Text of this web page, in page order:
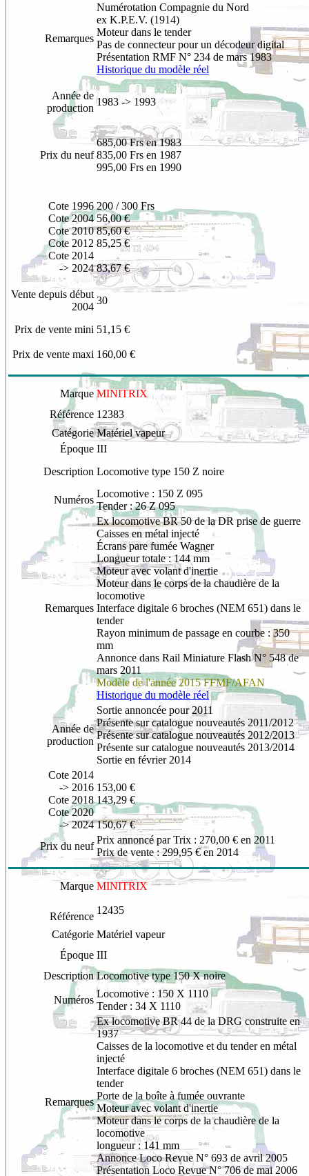
Remarques
Numérotation Compagnie du Nord
ex K.P.E.V. (1914)
Moteur dans le tender
Pas de connecteur pour un décodeur digital
Présentation RMF N° 234 de mars 1983
Historique du modèle réel
Année de
production
1983 -> 1993
Prix du neuf
685,00 Frs en 1983
835,00 Frs en 1987
995,00 Frs en 1990
Cote 1996
Cote 2004
Cote 2010
Cote 2012
Cote 2014
-> 2024
200 / 300 Frs
56,00 €
85,60 €
85,25 €
83,67 €
Vente depuis début
2004
30
Prix de vente mini 51,15 €
Prix de vente maxi 160,00 €
Marque MINITRIX
Référence 12383
Catégorie Matériel vapeur
Époque III
Description Locomotive type 150 Z noire
Numéros
Locomotive : 150 Z 095
Tender : 26 Z 095
Remarques
Ex locomotive BR 50 de la DR prise de guerre
Caisses en métal injecté
Écrans pare fumée Wagner
Longueur totale : 144 mm
Moteur avec volant d'inertie
Moteur dans le corps de la chaudière de la
locomotive
Interface digitale 6 broches (NEM 651) dans le
tender
Rayon minimum de passage en courbe : 350
mm
Annonce dans Rail Miniature Flash N° 548 de
mars 2011
Modèle del'année 2015 FFMF/AFAN
Historique du modèle réel
Année de
production
Sortie annoncée pour 2011
Présente sur catalogue nouveautés 2011/2012
Présente sur catalogue nouveautés 2012/2013
Présente sur catalogue nouveautés 2013/2014
Sortie en février 2014
Cote 2014
-> 2016
Cote 2018
Cote 2020
-> 2024
153,00 €
143,29 €
150,67 €
Prix du neuf
Prix annoncé par Trix : 270,00 € en 2011
Prix de vente : 299,95 € en 2014
Marque MINITRIX
Référence
12435
Catégorie Matériel vapeur
Époque III
Description Locomotive type 150 X noire
Numéros
Locomotive : 150 X 1110
Tender : 34 X 1110
Remarques
Ex locomotive BR 44 de la DRG construite en
1937
Caisses de la locomotive et du tender en métal
injecté
Interface digitale 6 broches (NEM 651) dans le
tender
Porte de la boîte à fumée ouvrante
Moteur avec volant d'inertie
Moteur dans le corps de la chaudière de la
locomotive
longueur : 141 mm
Annonce Loco Revue N° 693 de avril 2005
Présentation Loco Revue N° 706 de mai 2006